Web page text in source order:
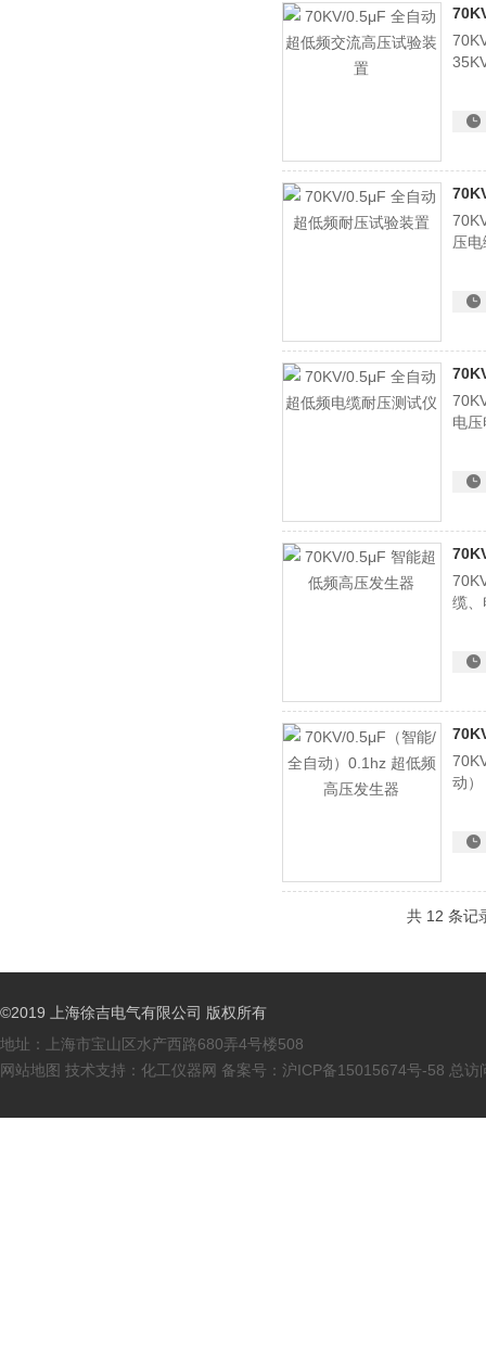
压
电
缆、
动）
共 12 条
©2019 上海徐吉电气有限公司 版权所有
地址：上海市宝山区水产西路680弄4号楼508
网站地图 技术支持： 化工仪器网 备案号： 沪ICP备15015674号-58 总访